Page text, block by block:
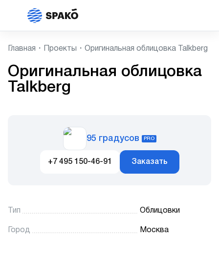
Главная Проекты Оригинальная облицовка Talkberg
Оригинальная облицовка
Talkberg
95 градусов PRO
+7 495 150-46-91 Заказать
Тип Облицовки
Город Москва